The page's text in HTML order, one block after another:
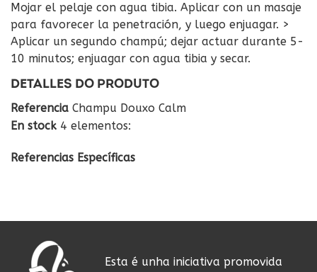
Mojar el pelaje con agua tibia. Aplicar con un masaje
para favorecer la penetración, y luego enjuagar. >
Aplicar un segundo champú; dejar actuar durante 5-
10 minutos; enjuagar con agua tibia y secar.
DETALLES DO PRODUTO
Referencia Champu Douxo Calm
En stock 4 elementos:
Referencias Específicas
Esta é unha iniciativa promovida